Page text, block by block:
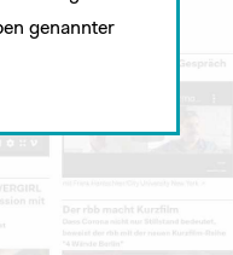
genannter